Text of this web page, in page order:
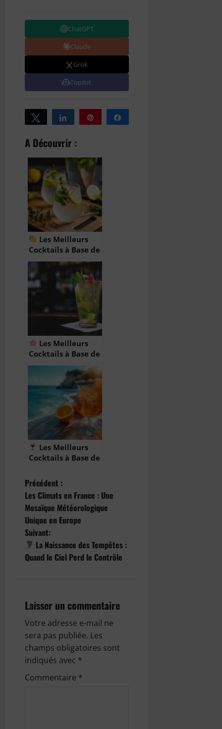
ChatGPT
Claude
Grok
Copilot
Tweetez Partagez Épingle
A Découvrir :
Les Meilleurs
Cocktails à Base de
Vin Blanc :
Fraîcheur, Légèreté
et Raffinement
Les Meilleurs
Cocktails à Base de
Vin Rosé : Fraîcheur
et Élégance au
Rendez-Vous
Les Meilleurs
Cocktails à Base de
Élégance et
Caractère en Verre
N
a
v
i
t
i
o
n
Précédent :
Les Climats en France : Une
Mosaïque Météorologique
Unique en Europe
Suivant:
La Naissance des Tempêtes :
Quand le Ciel Perd le Contrôle
Laisser un commentaire
Votre adresse e-mail ne
sera pas publiée. Les
champs obligatoires sont
indiqués avec *
Commentaire *